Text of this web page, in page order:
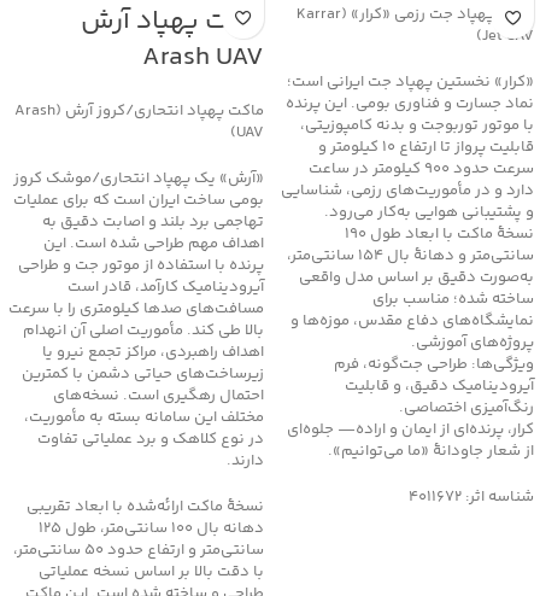
ماکت پهپاد جت رزمی «کرار» (Karrar
Jet UAV)
«کرار» نخستین پهپاد جت ایرانی است؛
نماد جسارت و فناوری بومی. این پرنده
با موتور توربوجت و بدنه کامپوزیتی،
قابلیت پرواز تا ارتفاع ۱۰ کیلومتر و
سرعت حدود ۹۰۰ کیلومتر در ساعت
دارد و در مأموریت‌های رزمی، شناسایی
و پشتیبانی هوایی به‌کار می‌رود.
نسخهٔ ماکت با ابعاد طول 190
سانتی‌متر و دهانهٔ بال 154 سانتی‌متر،
به‌صورت دقیق بر اساس مدل واقعی
ساخته شده؛ مناسب برای
نمایشگاه‌های دفاع مقدس، موزه‌ها و
پروژه‌های آموزشی.
ویژگی‌ها: طراحی جت‌گونه، فرم
آیرودینامیک دقیق، و قابلیت
رنگ‌آمیزی اختصاصی.
کرار، پرنده‌ای از ایمان و اراده— جلوه‌ای
از شعار جاودانۀ «ما می‌توانیم».
شناسه اثر: 4011672
ماکت پهپاد آرش
Arash UAV
ماکت پهپاد انتحاری/کروز آرش (Arash
UAV)
«آرش» یک پهپاد انتحاری/موشک کروز
بومی ساخت ایران است که برای عملیات
تهاجمی برد بلند و اصابت دقیق به
اهداف مهم طراحی شده است. این
پرنده با استفاده از موتور جت و طراحی
آیرودینامیک کارآمد، قادر است
مسافت‌های صدها کیلومتری را با سرعت
بالا طی کند. مأموریت اصلی آن انهدام
اهداف راهبردی، مراکز تجمع نیرو یا
زیرساخت‌های حیاتی دشمن با کمترین
احتمال رهگیری است. نسخه‌های
مختلف این سامانه بسته به مأموریت،
در نوع کلاهک و برد عملیاتی تفاوت
دارند.
نسخهٔ ماکت ارائه‌شده با ابعاد تقریبی
دهانه بال 100 سانتی‌متر، طول 125
سانتی‌متر و ارتفاع حدود 50 سانتی‌متر،
با دقت بالا بر اساس نسخه عملیاتی